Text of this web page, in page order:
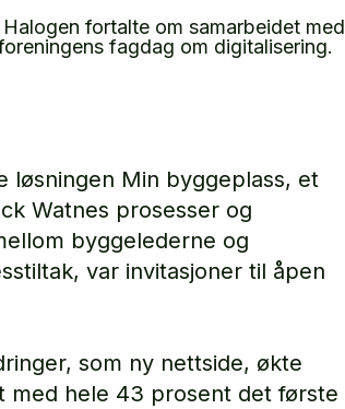
fortalte om samarbeidet med
fagdag om digitalisering.
løsningen Min byggeplass, et
Watnes prosesser og
byggelederne og
var invitasjoner til åpen
som ny nettside, økte
med hele 43 prosent det første